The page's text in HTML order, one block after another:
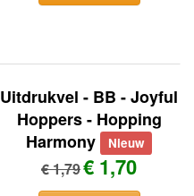
Uitdrukvel - BB - Joyful
Hoppers - Hopping
Harmony Nieuw
€ 1,79€ 1,70